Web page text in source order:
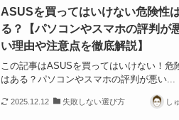
ASUSを買ってはいけない危険性
る？【パソコンやスマホの評判が
い理由や注意点を徹底解説】
この記事はASUSを買ってはいけない！危
はある？パソコンやスマホの評判が悪い...
2025.12.12 失敗しない選び方 し